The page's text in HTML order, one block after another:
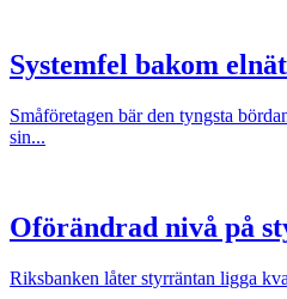
Systemfel bakom
Småföretagen bär den tyngsta
sin...
Oförändrad nivå på
Riksbanken låter styrräntan ligga